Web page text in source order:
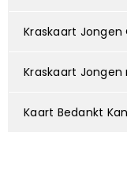
Kraskaart Jongen
Kraskaart Jongen
Kaart Bedankt